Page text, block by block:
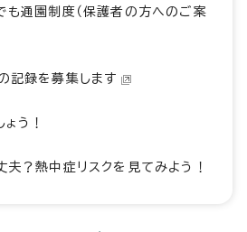
も通園制度（保護者の方へのご案
記録を募集します
う！
夫？熱中症リスクを見てみよう！